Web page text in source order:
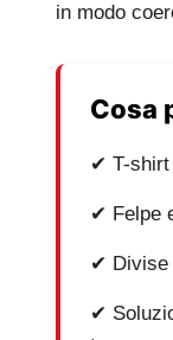
in modo
Cosa
✔ T-shirt
✔ Felpe
✔ Divise
✔